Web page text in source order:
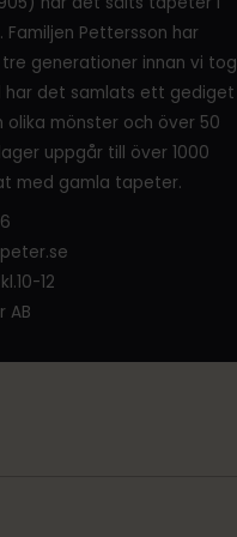
Familjen Pettersson har
generationer innan vi tog
har det samlats ett gediget
mönster och över 50
uppgår till över 1000
med gamla tapeter.
12
AB